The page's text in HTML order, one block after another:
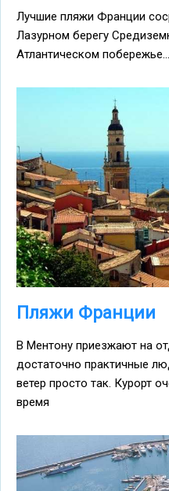
Лучшие пляжи Франции
Лазурном берегу
Атлантическом побережье...
Пляжи Франции
В Ментону приезжают на
достаточно практичные
ветер просто так. Курорт
время